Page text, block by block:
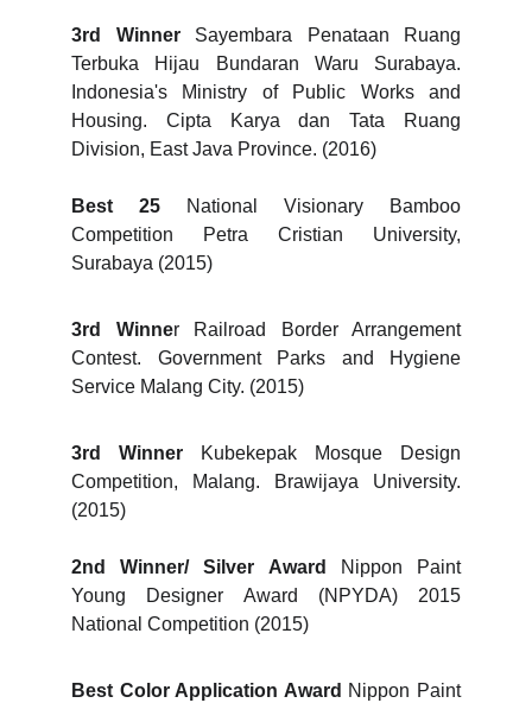
3rd WinnerSayembara Penataan Ruang
Terbuka Hijau Bundaran Waru Surabaya.
Indonesia's Ministry of Public Works and
Housing. Cipta Karya dan Tata Ruang
Division, East Java Province. (2016)
Best 25 National Visionary Bamboo
Competition Petra Cristian University,
Surabaya (2015)
3rd Winner Railroad Border Arrangement
Contest. Government Parks and Hygiene
Service Malang City. (2015)
3rd Winner Kubekepak Mosque Design
Competition, Malang. Brawijaya University.
(2015)
2nd Winner/ Silver Award
Nippon Paint
Young Designer Award (NPYDA) 2015
National Competition (2015)
Best Color Application Award Nippon Paint